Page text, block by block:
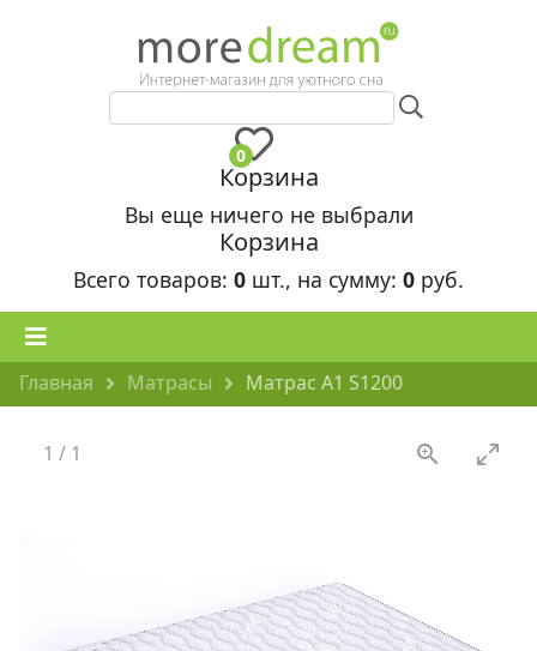
0
Корзина
Вы еще ничего не выбрали
Корзина
Всего товаров: 0 шт., на сумму: 0 руб.
Главная Матрасы Матрас А1 S1200
1 / 1